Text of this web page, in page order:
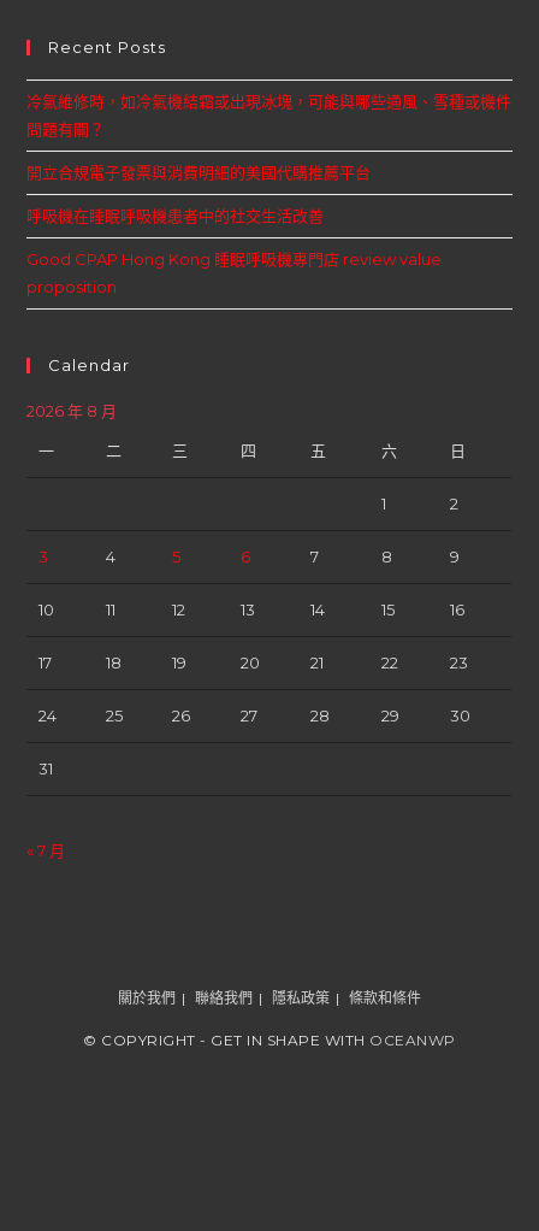
Recent Posts
冷氣維修時，如冷氣機結霜或出現冰塊，可能與哪些通風、雪種或機件
問題有關？
開立合規電子發票與消費明細的美國代購推薦平台
呼吸機在睡眠呼吸機患者中的社交生活改善
Good CPAP Hong Kong 睡眠呼吸機專門店 review value
proposition
Calendar
2026 年 8 月
一 二 三 四 五 六 日
1 2
3 4 5 6 7 8 9
10 11 12 13 14 15 16
17 18 19 20 21 22 23
24 25 26 27 28 29 30
31
« 7 月
關於我們 聯絡我們 隱私政策 條款和條件
© COPYRIGHT - GET IN SHAPE WITH OCEANWP